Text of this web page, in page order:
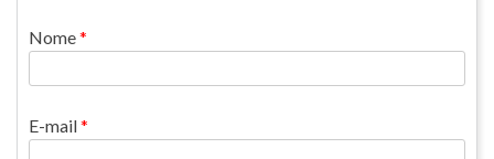
Nome*
E-mail*